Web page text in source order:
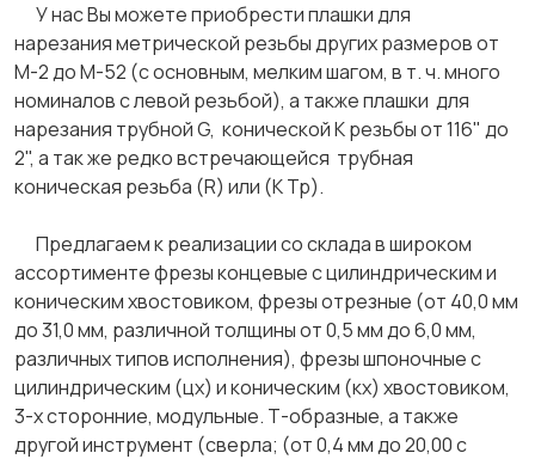
У нас Вы можете приобрести плашки для
нарезания метрической резьбы других размеров от
М-2 до М-52 (с основным, мелким шагом, в т. ч. много
номиналов с левой резьбой), а также плашки для
нарезания трубной G, конической К резьбы от 116" до
2", а так же редко встречающейся трубная
коническая резьба (R) или (К Тр).
Предлагаем к реализации со склада в широком
ассортименте фрезы концевые с цилиндрическим и
коническим хвостовиком, фрезы отрезные (от 40,0 мм
до 31,0 мм, различной толщины от 0,5 мм до 6,0 мм,
различных типов исполнения), фрезы шпоночные с
цилиндрическим (цх) и коническим (кх) хвостовиком,
3-х сторонние, модульные. Т-образные, а также
другой инструмент (сверла; (от 0,4 мм до 20,00 с